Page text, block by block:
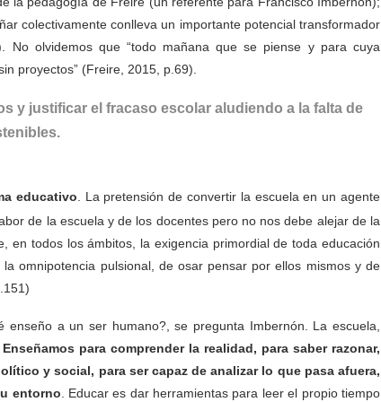
colectivamente conlleva un importante potencial transformador
No olvidemos que “todo mañana que se piense y para cuya
proyectos” (Freire, 2015, p.69).
y justificar el fracaso escolar aludiendo a la falta de
educativo. La pretensión de convertir la escuela en un agente
de la escuela y de los docentes pero no nos debe alejar de la
en todos los ámbitos, la exigencia primordial de toda educación
omnipotencia pulsional, de osar pensar por ellos mismos y de
enseño a un ser humano?, se pregunta Imbernón. La escuela,
Enseñamos para comprender la realidad, para saber razonar,
y social, para ser capaz de analizar lo que pasa afuera,
entorno. Educar es dar herramientas para leer el propio tiempo